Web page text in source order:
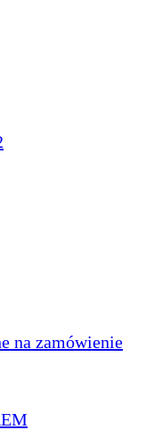
na zamówienie